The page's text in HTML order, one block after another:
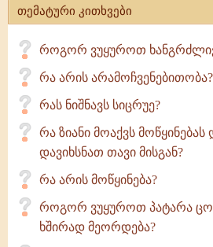
თემატური კითხვები
როგორ ვუყუროთ ხანგრძლივ
რა არის არამოჩვენებითობა?
რას ნიშნავს სიცრუე?
რა ზიანი მოაქვს
დავიხსნათ თავი მისგან?
რა არის მოწყინება?
როგორ ვუყუროთ პატარა
ხშირად მეორდება?